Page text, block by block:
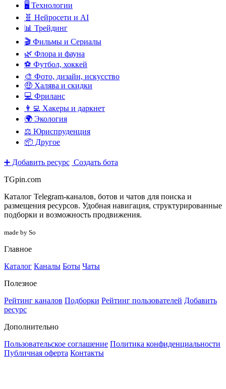
🖥️ Технологии
🧬 Нейросети и AI
📊 Трейдинг
🎬 Фильмы и Сериалы
🌿 Флора и фауна
⚽ Футбол, хоккей
🎨 Фото, дизайн, искусство
🤑 Халява и скидки
💻 Фриланс
👨‍💻 Хакеры и даркнет
🌍 Экология
⚖️ Юриспруденция
📦 Другое
➕ Добавить ресурс Создать бота
TGpin.com
Каталог Telegram-каналов, ботов и чатов для поиска и
размещения ресурсов. Удобная навигация, структурированные
подборки и возможность продвижения.
made by So
Главное
Каталог Каналы Боты Чаты
Полезное
Рейтинг каналов Подборки Рейтинг пользователей Добавить
ресурс
Дополнительно
Пользовательское соглашение Политика конфиденциальности
Публичная оферта Контакты